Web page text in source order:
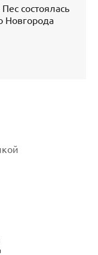
состоялась
Новгорода